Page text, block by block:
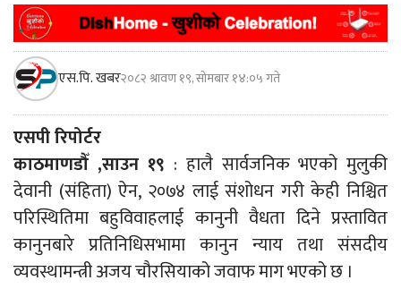
एस.पि. खबर२०८२ श्रावण १९, सोमबार १४:०५ गते
एसपी रिपोर्टर
काठमाणडौँ ,साउन १९ : हालै सार्वजनिक भएको मुलुकी
देवानी (संहिता) ऐन, २०७४ लाई संशोधन गरी केही निश्चित
परिस्थितिमा बहुविवाहलाई कानुनी वैधता दिने प्रस्तावित
कानुनबारे प्रतिनिधिसभामा कानुन न्याय तथा संसदीय
व्यवस्थामन्त्री अजय चौरसियाको जवाफ माग भएको छ ।